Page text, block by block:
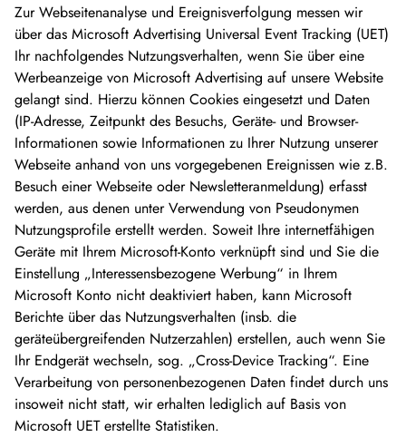
Zur Webseitenanalyse und Ereignisverfolgung messen wir
über das Microsoft Advertising Universal Event Tracking (UET)
Ihr nachfolgendes Nutzungsverhalten, wenn Sie über eine
Werbeanzeige von Microsoft Advertising auf unsere Website
gelangt sind. Hierzu können Cookies eingesetzt und Daten
(IP-Adresse, Zeitpunkt des Besuchs, Geräte- und Browser-
Informationen sowie Informationen zu Ihrer Nutzung unserer
Webseite anhand von uns vorgegebenen Ereignissen wie z.B.
Besuch einer Webseite oder Newsletteranmeldung) erfasst
werden, aus denen unter Verwendung von Pseudonymen
Nutzungsprofile erstellt werden. Soweit Ihre internetfähigen
Geräte mit Ihrem Microsoft-Konto verknüpft sind und Sie die
Einstellung „Interessensbezogene Werbung“ in Ihrem
Microsoft Konto nicht deaktiviert haben, kann Microsoft
Berichte über das Nutzungsverhalten (insb. die
geräteübergreifenden Nutzerzahlen) erstellen, auch wenn Sie
Ihr Endgerät wechseln, sog. „Cross-Device Tracking“. Eine
Verarbeitung von personenbezogenen Daten findet durch uns
insoweit nicht statt, wir erhalten lediglich auf Basis von
Microsoft UET erstellte Statistiken.